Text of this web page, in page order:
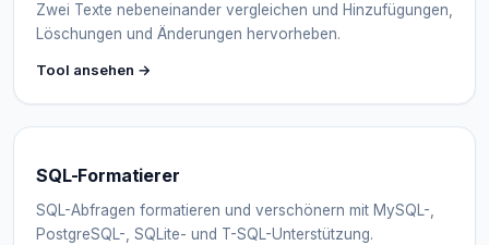
Zwei Texte nebeneinander vergleichen und Hinzufügungen,
Löschungen und Änderungen hervorheben.
Tool ansehen →
SQL-Formatierer
SQL-Abfragen formatieren und verschönern mit MySQL-,
PostgreSQL-, SQLite- und T-SQL-Unterstützung.